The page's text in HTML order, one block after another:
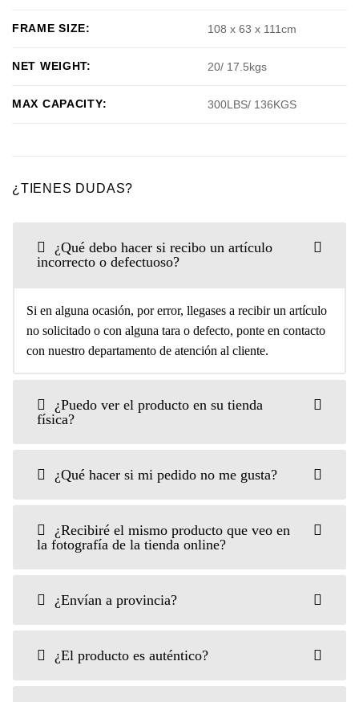
FRAME SIZE: 108 x 63 x 111cm
NET WEIGHT: 20/ 17.5kgs
MAX CAPACITY: 300LBS/ 136KGS
¿TIENES DUDAS?
¿Qué debo hacer si recibo un artículo
incorrecto o defectuoso?
Si en alguna ocasión, por error, llegases a recibir un artículo
no solicitado o con alguna tara o defecto, ponte en contacto
con nuestro departamento de atención al cliente.
¿Puedo ver el producto en su tienda
física?
¿Qué hacer si mi pedido no me gusta?
¿Recibiré el mismo producto que veo en
la fotografía de la tienda online?
¿Envían a provincia?
¿El producto es auténtico?